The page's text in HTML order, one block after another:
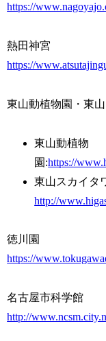
https://
熱田神宮
https://
東山動植物園・東
東山動植物
園:https://
東山スカイタ
http://
徳川園
https://
名古屋市科学館
http://